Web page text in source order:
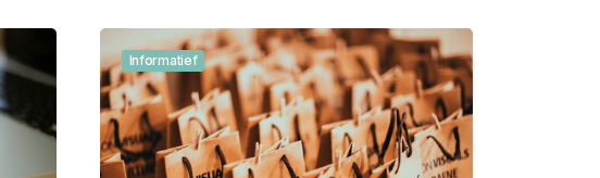
Informatief